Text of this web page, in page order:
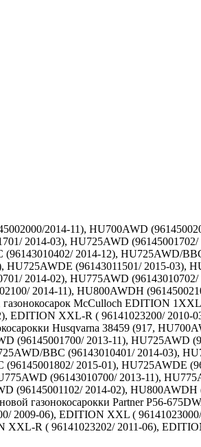
2014-11), HU700AWD
2014-03), HU725AWD
2014-12), HU725AWD/
(96143011501/ 2015-03),
2014-02), HU775AWD
2014-11), HU800AWDH
газонокосарок McCulloch EDITION
EDITION XXL-R ( 96141023200/
Husqvarna 38459 (917,
(96145001700/ 2013-11), HU725AWD
BBC (96143010401/ 2014-03),
2015-01), HU725AWDE
(96143010700/ 2013-11),
(96145001102/ 2014-02),
газонокосарокки Partner P56-
2009-06), EDITION XXL (
R ( 96141023202/ 2011-06),